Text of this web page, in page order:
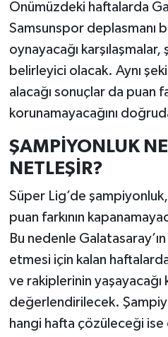
Önümüzdeki haftalarda
Samsunspor deplasmanı
oynayacağı
belirleyici olacak. Aynı
alacağı sonuçlar da puan
korunamayacağını
ŞAMPİYONLUK
NETLEŞİR?
Süper Lig’de
puan farkının
Bu nedenle
etmesi için kalan
ve rakiplerinin yaşayacağı
değerlendirilecek.
hangi hafta çözüleceği ise